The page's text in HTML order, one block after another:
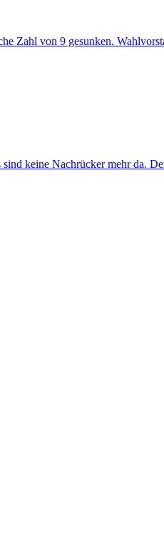
Zahl von 9 gesunken.
keine Nachrücker mehr da.